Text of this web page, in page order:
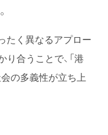
たく異なるアプロー
合うことで、「港
の多義性が立ち上